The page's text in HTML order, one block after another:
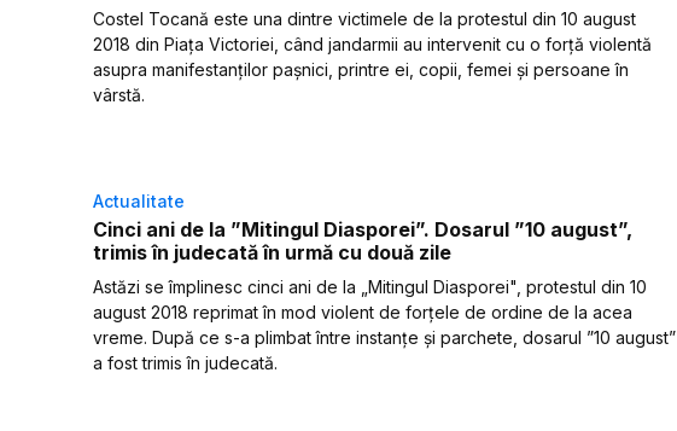
Costel Tocană este una dintre victimele de la protestul din 10 august
2018 din Piaţa Victoriei, când jandarmii au intervenit cu o forță violentă
asupra manifestanților pașnici, printre ei, copii, femei și persoane în
vârstă.
Actualitate
Cinci ani de la ”Mitingul Diasporei”. Dosarul ”10 august”,
trimis în judecată în urmă cu două zile
Astăzi se împlinesc cinci ani de la „Mitingul Diasporei", protestul din 10
august 2018 reprimat în mod violent de forțele de ordine de la acea
vreme. După ce s-a plimbat între instanțe și parchete, dosarul ”10 august”
a fost trimis în judecată.